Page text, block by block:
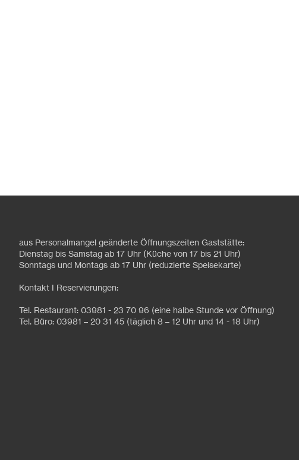
aus Personalmangel geänderte Öffnungszeiten Gaststätte:
Dienstag bis Samstag ab 17 Uhr (Küche von 17 bis 21 Uhr)
Sonntags und Montags ab 17 Uhr (reduzierte Speisekarte)
Kontakt I Reservierungen:
Tel. Restaurant: 03981 - 23 70 96 (eine halbe Stunde vor Öffnung)
Tel. Büro: 03981 – 20 31 45 (täglich 8 – 12 Uhr und 14 - 18 Uhr)